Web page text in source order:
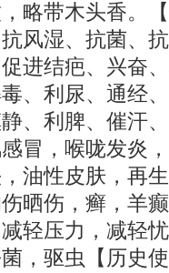
，略带木头香
风湿、抗菌、
进结疤、兴奋
、利尿、通经
、利脾、催汗
冒，喉咙发炎
油性皮肤，再
晒伤，癣，羊
轻压力，减轻
菌，驱虫【历